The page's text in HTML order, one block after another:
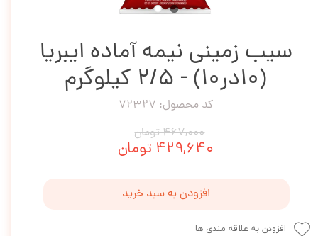
سیب زمینی نیمه آماده ایبریا
(10در10) - 2/5 کیلوگرم
کد محصول: 72327
۴۶۷,۰۰۰ تومان
۴۲۹,۶۴۰ تومان
افزودن به سبد خرید
افزودن به علاقه مندی ها